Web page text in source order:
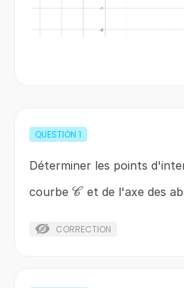
QUESTION 1
Déterminer les points
courbe \mathscr{C}
C et de l'axe des
CORRECTION